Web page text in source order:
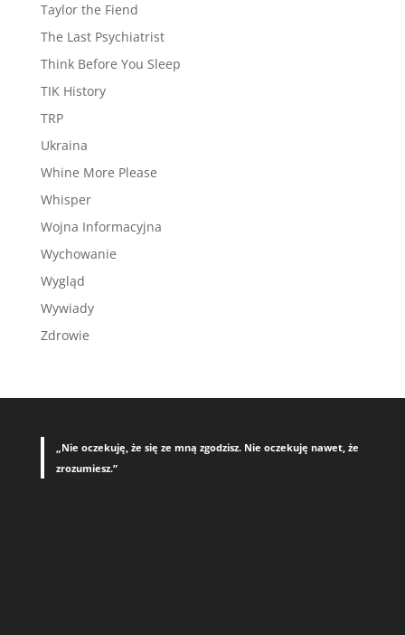
Taylor the Fiend
The Last Psychiatrist
Think Before You Sleep
TIK History
TRP
Ukraina
Whine More Please
Whisper
Wojna Informacyjna
Wychowanie
Wygląd
Wywiady
Zdrowie
„Nie oczekuję, że się ze mną zgodzisz. Nie oczekuję nawet, że
zrozumiesz.”